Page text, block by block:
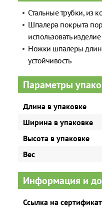
Стальные трубки, из
Шпалера покрыта
использовать
Ножки шпалеры
устойчивость
Параметры
Длина в упаковке
Ширина в упаковке
Высота в упаковке
Вес
Информация и
Ссылка на сертификат